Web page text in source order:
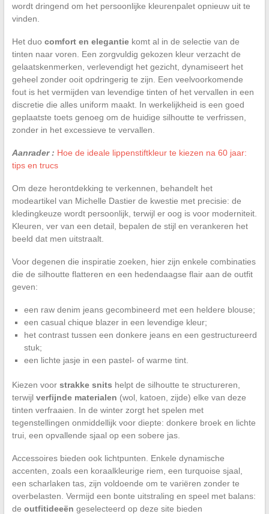
wordt dringend om het persoonlijke kleurenpalet opnieuw uit te
vinden.
Het duo comfort en elegantiekomt al in de selectie van de
tinten naar voren. Een zorgvuldig gekozen kleur verzacht de
gelaatskenmerken, verlevendigt het gezicht, dynamiseert het
geheel zonder ooit opdringerig te zijn. Een veelvoorkomende
fout is het vermijden van levendige tinten of het vervallen in een
discretie die alles uniform maakt. In werkelijkheid is een goed
geplaatste toets genoeg om de huidige silhoutte te verfrissen,
zonder in het excessieve te vervallen.
Aanrader : Hoe de ideale lippenstiftkleur te kiezen na 60 jaar:
tips en trucs
Om deze herontdekking te verkennen, behandelt het
modeartikel van Michelle Dastier de kwestie met precisie: de
kledingkeuze wordt persoonlijk, terwijl er oog is voor moderniteit.
Kleuren, ver van een detail, bepalen de stijl en verankeren het
beeld dat men uitstraalt.
Voor degenen die inspiratie zoeken, hier zijn enkele combinaties
die de silhoutte flatteren en een hedendaagse flair aan de outfit
geven:
een raw denim jeans gecombineerd met een heldere blouse;
een casual chique blazer in een levendige kleur;
het contrast tussen een donkere jeans en een gestructureerd
stuk;
een lichte jasje in een pastel- of warme tint.
Kiezen voor strakke snits helpt de silhoutte te structureren,
terwijl verfijnde materialen (wol, katoen, zijde) elke van deze
tinten verfraaien. In de winter zorgt het spelen met
tegenstellingen onmiddellijk voor diepte: donkere broek en lichte
trui, een opvallende sjaal op een sobere jas.
Accessoires bieden ook lichtpunten. Enkele dynamische
accenten, zoals een koraalkleurige riem, een turquoise sjaal,
een scharlaken tas, zijn voldoende om te variëren zonder te
overbelasten. Vermijd een bonte uitstraling en speel met balans:
de outfitideeën geselecteerd op deze site bieden